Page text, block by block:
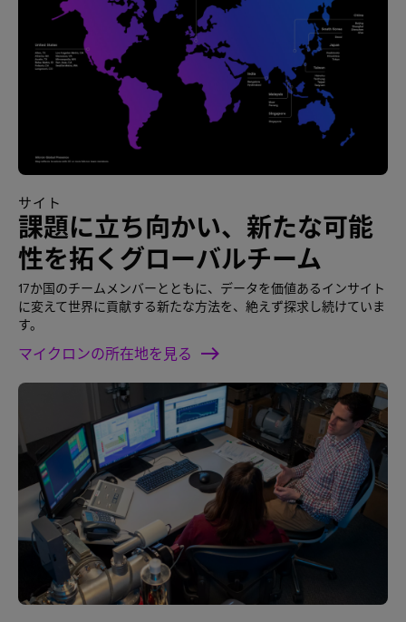
サイト
課題に立ち向かい、新たな可能
性を拓くグローバルチーム
17か国のチームメンバーとともに、データを価値あるインサイト
に変えて世界に貢献する新たな方法を、絶えず探求し続けていま
す。
マイクロンの所在地を見る